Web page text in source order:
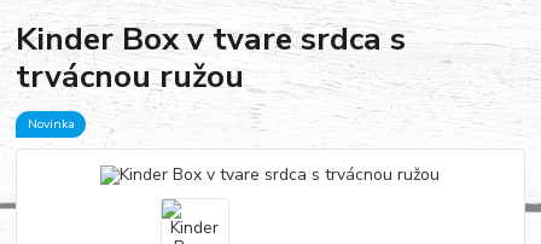
Kinder Box v tvare srdca s
trvácnou ružou
Novinka